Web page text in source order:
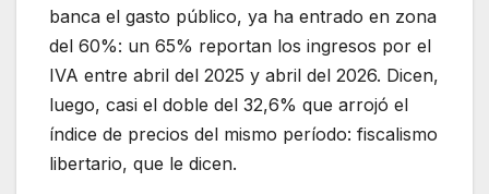
banca el gasto público, ya ha entrado en zona
del 60%: un 65% reportan los ingresos por el
IVA entre abril del 2025 y abril del 2026. Dicen,
luego, casi el doble del 32,6% que arrojó el
índice de precios del mismo período: fiscalismo
libertario, que le dicen.